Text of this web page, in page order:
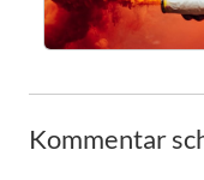
Kommentar